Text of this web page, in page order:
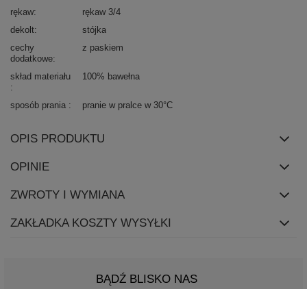
rękaw
rękaw 3/4
dekolt
stójka
cechy
dodatkowe
z paskiem
skład materiału 100% bawełna
sposób prania pranie w pralce w 30°C
OPIS PRODUKTU
OPINIE
ZWROTY I WYMIANA
ZAKŁADKA KOSZTY WYSYŁKI
BĄDŹ BLISKO NAS